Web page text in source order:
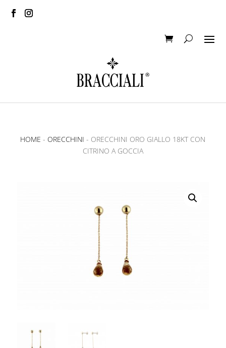
HOME -ORECCHINI - ORECCHINI ORO GIALLO 18KT CON
CITRINO A GOCCIA